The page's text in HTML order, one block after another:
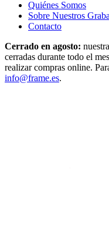
Quiénes Somos
Sobre Nuestros
Contacto
Cerrado en agosto:
cerradas durante todo el
realizar compras online.
info@frame.es.